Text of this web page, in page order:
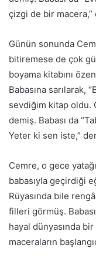
çizgi de bir macera,”
Günün sonunda
bitiremese de çok
boyama kitabını
Babasına sarılarak,
sevdiğim kitap oldu.
demiş. Babası da
Yeter ki sen iste,”
Cemre, o gece
babasıyla geçirdiği
Rüyasında bile
filleri görmüş.
hayal dünyasında
maceraların